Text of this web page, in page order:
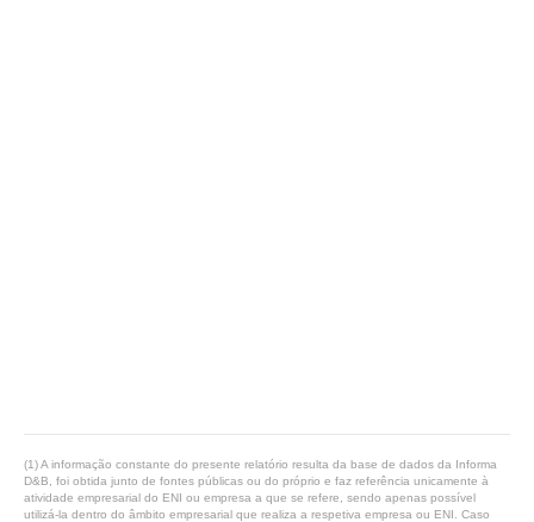
(1) A informação constante do presente relatório resulta da base de dados da Informa
D&B, foi obtida junto de fontes públicas ou do próprio e faz referência unicamente à
atividade empresarial do ENI ou empresa a que se refere, sendo apenas possível
utilizá-la dentro do âmbito empresarial que realiza a respetiva empresa ou ENI. Caso